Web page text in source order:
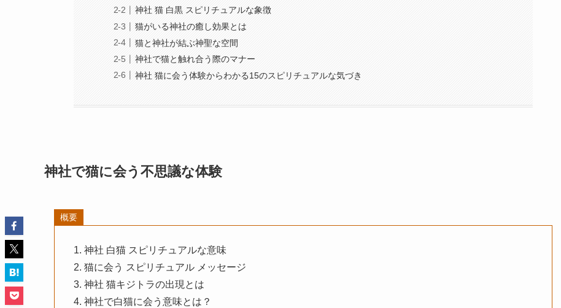
神社 猫 白黒 スピリチュアルな象徴
猫がいる神社の癒し効果とは
猫と神社が結ぶ神聖な空間
神社で猫と触れ合う際のマナー
神社 猫に会う体験からわかる15のスピリチュアルな気づき
神社で猫に会う不思議な体験
概要
神社 白猫 スピリチュアルな意味
猫に会う スピリチュアル メッセージ
神社 猫キジトラの出現とは
神社で白猫に会う意味とは？